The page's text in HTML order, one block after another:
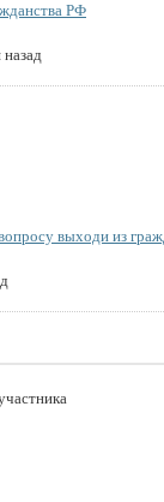
РФ
назад
выходи из